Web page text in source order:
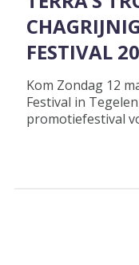
FESTIVAL
Kom Zondag 12
Festival in
promotiefestival